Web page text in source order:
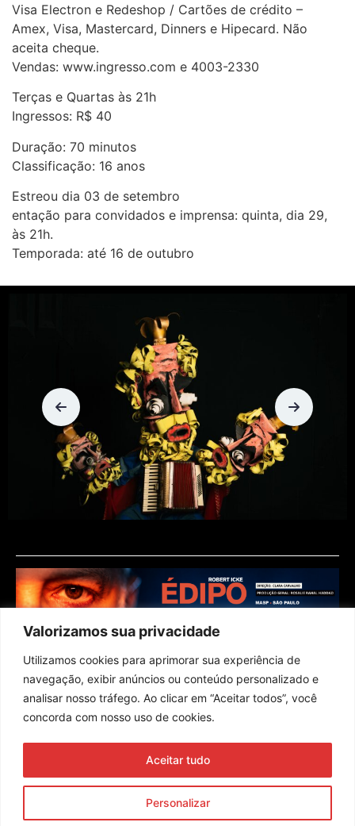
Valorizamos sua privacidade
Utilizamos cookies para aprimorar sua experiência de
navegação, exibir anúncios ou conteúdo personalizado e
analisar nosso tráfego. Ao clicar em “Aceitar todos”, você
concorda com nosso uso de cookies.
Personalizar
Aceitar tudo
Visa Electron e Redeshop / Cartões de crédito –
Amex, Visa, Mastercard, Dinners e Hipecard. Não
aceita cheque.
Vendas: www.ingresso.com e 4003-2330
Terças e Quartas às 21h
Ingressos: R$ 40
Duração: 70 minutos
Classificação: 16 anos
Estreou dia 03 de setembro
entação para convidados e imprensa: quinta, dia 29,
às 21h.
Temporada: até 16 de outubro
Assine nossa newsletter
Enviar